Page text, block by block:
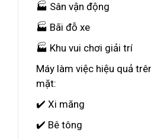
🏭 Sân vận động
🏭 Bãi đỗ xe
🏭 Khu vui chơi giải trí
Máy làm việc hiệu quả
mặt:
✔️ Xi măng
✔️ Bê tông